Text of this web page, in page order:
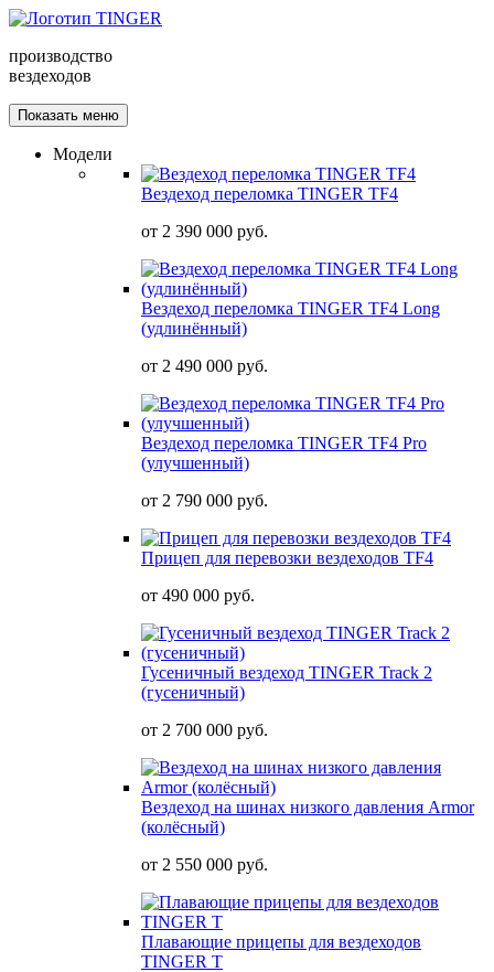
производство
вездеходов
Показать меню
Модели
Вездеход переломка TINGER TF4
от 2 390 000 руб.
Вездеход переломка TINGER TF4 Long
(удлинённый)
от 2 490 000 руб.
Вездеход переломка TINGER TF4 Pro
(улучшенный)
от 2 790 000 руб.
Прицеп для перевозки вездеходов TF4
от 490 000 руб.
Гусеничный вездеход TINGER Track 2
(гусеничный)
от 2 700 000 руб.
Вездеход на шинах низкого давления Armor
(колёсный)
от 2 550 000 руб.
Плавающие прицепы для вездеходов
TINGER T